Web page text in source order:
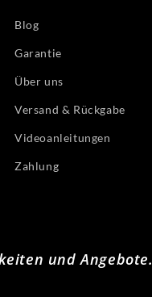
Blog
Garantie
Über uns
Versand & Rückgabe
Videoanleitungen
Zahlung
und Angebote.